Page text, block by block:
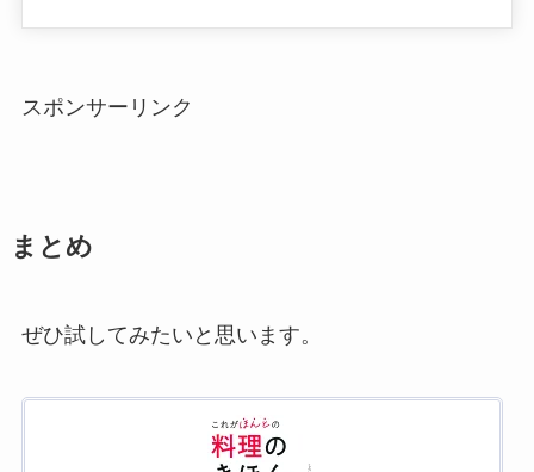
スポンサーリンク
まとめ
ぜひ試してみたいと思います。